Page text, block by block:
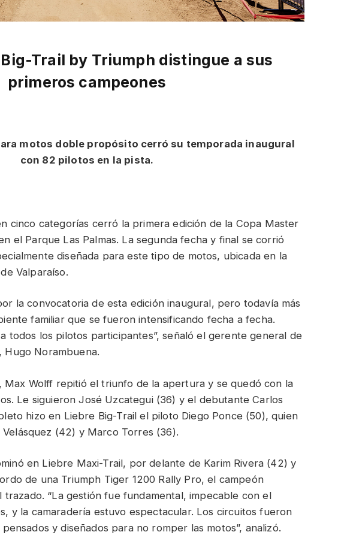
Trail by Triumph distingue a sus
primeros campeones
motos doble propósito cerró su temporada inaugural
con 82 pilotos en la pista.
cinco categorías cerró la primera edición de la Copa Master
el Parque Las Palmas. La segunda fecha y final se corrió
diseñada para este tipo de motos, ubicada en la
Valparaíso.
la convocatoria de esta edición inaugural, pero todavía más
familiar que se fueron intensificando fecha a fecha.
todos los pilotos participantes”, señaló el gerente general de
Hugo Norambuena.
Max Wolff repitió el triunfo de la apertura y se quedó con la
Le siguieron José Uzcategui (36) y el debutante Carlos
hizo en Liebre Big-Trail el piloto Diego Ponce (50), quien
(42) y Marco Torres (36).
en Liebre Maxi-Trail, por delante de Karim Rivera (42) y
de una Triumph Tiger 1200 Rally Pro, el campeón
trazado. “La gestión fue fundamental, impecable con el
y la camaradería estuvo espectacular. Los circuitos fueron
y diseñados para no romper las motos”, analizó.